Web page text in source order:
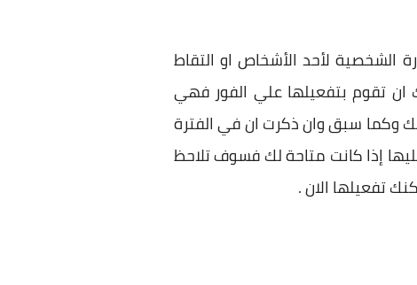
الشخصية لأحد الأشخاص او التقاط
تقوم بتفعيلها علي الفور فهي
وكما سبق وان ذكرت ان في الفترة
إذا كانت متاحة لك فسوف تلاحظ
تفعيلها الان .